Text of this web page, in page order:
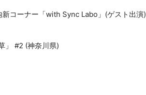
コーナー「with Sync Labo」(ゲスト出演)
」 #2 (神奈川県)